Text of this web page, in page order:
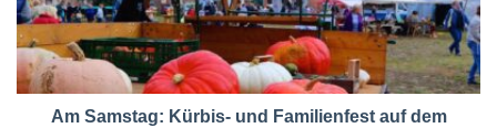
Am Samstag: Kürbis- und Familienfest auf dem